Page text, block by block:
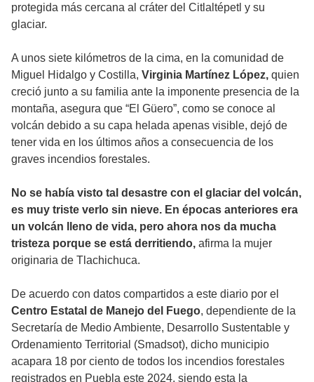
protegida más cercana al cráter del Citlaltépetl y su
glaciar.
A unos siete kilómetros de la cima, en la comunidad de
Miguel Hidalgo y Costilla, Virginia Martínez López, quien
creció junto a su familia ante la imponente presencia de la
montaña, asegura que “El Güero”, como se conoce al
volcán debido a su capa helada apenas visible, dejó de
tener vida en los últimos años a consecuencia de los
graves incendios forestales.
No se había visto tal desastre con el glaciar del volcán,
es muy triste verlo sin nieve. En épocas anteriores era
un volcán lleno de vida, pero ahora nos da mucha
tristeza porque se está derritiendo, afirma la mujer
originaria de Tlachichuca.
De acuerdo con datos compartidos a este diario por el
Centro Estatal de Manejo del Fuego, dependiente de la
Secretaría de Medio Ambiente, Desarrollo Sustentable y
Ordenamiento Territorial (Smadsot), dicho municipio
acapara 18 por ciento de todos los incendios forestales
registrados en Puebla este 2024, siendo esta la